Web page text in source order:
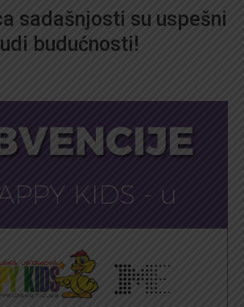
sadašnjosti su uspešni
budućnosti!